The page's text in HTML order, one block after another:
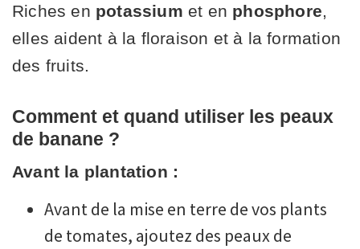
Riches en potassium et en phosphore
elles aident à la floraison et à la formation
des fruits.
Comment et quand utiliser les peaux
de banane ?
Avant la plantation :
Avant de la mise en terre de vos plants
de tomates, ajoutez des peaux de